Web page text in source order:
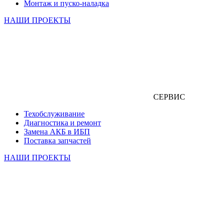
Монтаж и пуско-наладка
НАШИ ПРОЕКТЫ
СЕРВИС
Техобслуживание
Диагностика и ремонт
Замена АКБ в ИБП
Поставка запчастей
НАШИ ПРОЕКТЫ